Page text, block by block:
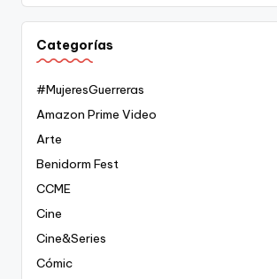
Categorías
#MujeresGuerreras
Amazon Prime Video
Arte
Benidorm Fest
CCME
Cine
Cine&Series
Cómic